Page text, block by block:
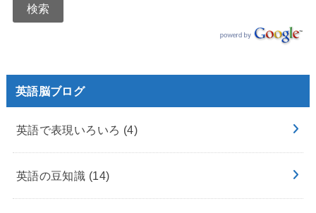
英語脳ブログ
英語で表現いろいろ (4)
英語の豆知識 (14)